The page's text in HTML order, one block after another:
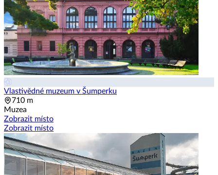
Vlastivědné muzeum v Šumperku
710 m
Muzea
Zobrazit místo
Zobrazit místo